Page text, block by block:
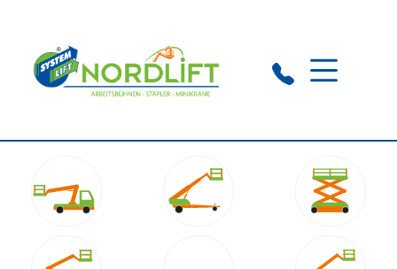
Langenhagen:0511 54 55 57 10